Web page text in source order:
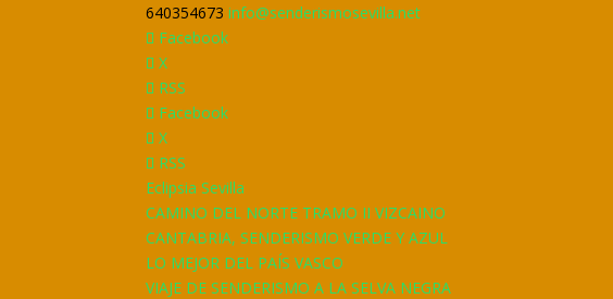
640354673 info@senderismosevilla.net
Facebook
X
RSS
Facebook
X
RSS
Eclipsia Sevilla
CAMINO DEL NORTE TRAMO II VIZCAINO
CANTABRIA, SENDERISMO VERDE Y AZUL
LO MEJOR DEL PAÍS VASCO
VIAJE DE SENDERISMO A LA SELVA NEGRA